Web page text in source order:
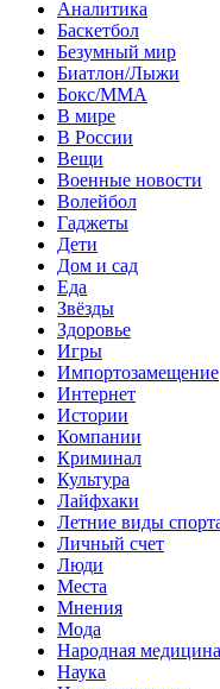
Аналитика
Баскетбол
Безумный мир
Биатлон/Лыжи
Бокс/MMA
В мире
В России
Вещи
Военные новости
Волейбол
Гаджеты
Дети
Дом и сад
Еда
Звёзды
Здоровье
Игры
Импортозамещение
Интернет
Истории
Компании
Криминал
Культура
Лайфхаки
Летние виды
Личный счет
Люди
Места
Мнения
Мода
Народная медицина
Наука